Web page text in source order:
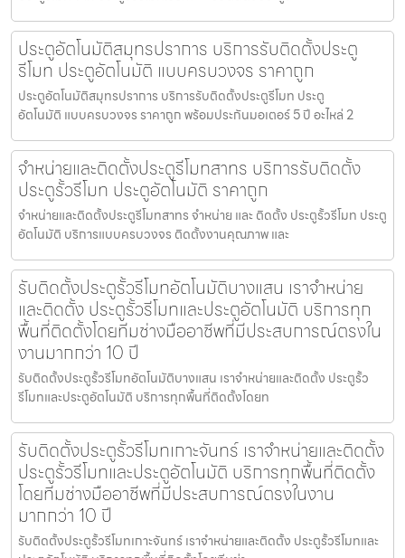
ประตูอัตโนมัติสมุทรปราการ บริการรับติดตั้งประตู
รีโมท ประตูอัตโนมัติ แบบครบวงจร ราคาถูก
ประตูอัตโนมัติสมุทรปราการ บริการรับติดตั้งประตูรีโมท ประตู
อัตโนมัติ แบบครบวงจร ราคาถูก พร้อมประกันมอเตอร์ 5 ปี อะไหล่ 2
จำหน่ายและติดตั้งประตูรีโมทสาทร บริการรับติดตั้ง
ประตูรั้วรีโมท ประตูอัตโนมัติ ราคาถูก
จำหน่ายและติดตั้งประตูรีโมทสาทร จำหน่าย และ ติดตั้ง ประตูรั้วรีโมท ประตู
อัตโนมัติ บริการแบบครบวงจร ติดตั้งงานคุณภาพ และ
รับติดตั้งประตูรั้วรีโมทอัตโนมัติบางแสน เราจำหน่าย
และติดตั้ง ประตูรั้วรีโมทและประตูอัตโนมัติ บริการทุก
พื้นที่ติดตั้งโดยทีมช่างมืออาชีพที่มีประสบการณ์ตรงใน
งานมากกว่า 10 ปี
รับติดตั้งประตูรั้วรีโมทอัตโนมัติบางแสน เราจำหน่ายและติดตั้ง ประตูรั้ว
รีโมทและประตูอัตโนมัติ บริการทุกพื้นที่ติดตั้งโดยท
รับติดตั้งประตูรั้วรีโมทเกาะจันทร์ เราจำหน่ายและติดตั้ง
ประตูรั้วรีโมทและประตูอัตโนมัติ บริการทุกพื้นที่ติดตั้ง
โดยทีมช่างมืออาชีพที่มีประสบการณ์ตรงในงาน
มากกว่า 10 ปี
รับติดตั้งประตูรั้วรีโมทเกาะจันทร์ เราจำหน่ายและติดตั้ง ประตูรั้วรีโมทและ